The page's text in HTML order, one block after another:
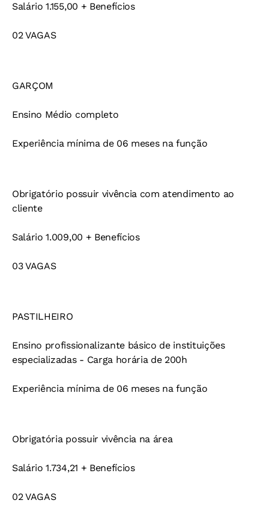
Salário 1.155,00 + Benefícios
02 VAGAS
GARÇOM
Ensino Médio completo
Experiência mínima de 06 meses na função
Obrigatório possuir vivência com atendimento ao
cliente
Salário 1.009,00 + Benefícios
03 VAGAS
PASTILHEIRO
Ensino profissionalizante básico de instituições
especializadas - Carga horária de 200h
Experiência mínima de 06 meses na função
Obrigatória possuir vivência na área
Salário 1.734,21 + Benefícios
02 VAGAS